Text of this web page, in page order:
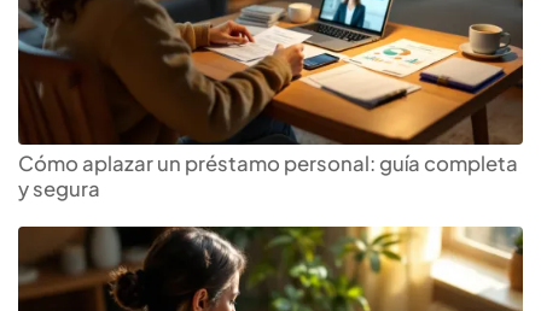
Cómo aplazar un préstamo personal: guía completa
y segura